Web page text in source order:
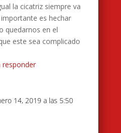
la cicatriz siempre va
es hechar
quedarnos en el
este sea complicado
responder
14, 2019 a las 5:50